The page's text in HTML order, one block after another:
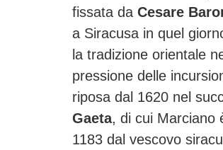
fissata da Cesare
a Siracusa in quel
la tradizione orientale
pressione delle
riposa dal 1620 nel
Gaeta, di cui Marciano
1183 dal vescovo